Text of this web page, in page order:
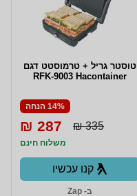
טוסטר גריל + טרמוסטט דגם
RFK-9003 Hacontainer
14% הנחה
335 ₪
287 ₪
משלוח חינם
קנו עכשיו
ב- Zap